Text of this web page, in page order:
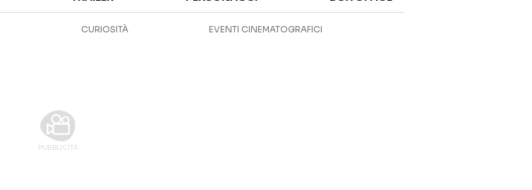
CANALI STREAMING
CURIOSITÀ
CURIOSITÀ EVENTI CINEMATOGRAFICI